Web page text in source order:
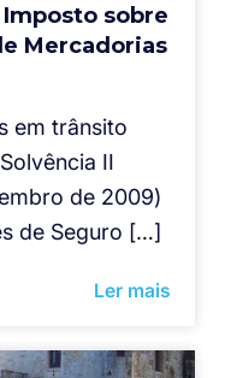
sobre
Mercadorias
em trânsito
II
de 2009)
de Seguro […]
Ler mais